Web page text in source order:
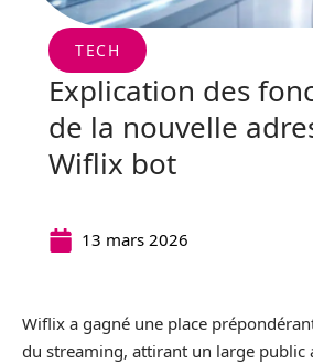
TECH
Explication des
de la nouvelle
Wiflix bot
13 mars 2026
Wiflix a gagné une place
du streaming, attirant un large public